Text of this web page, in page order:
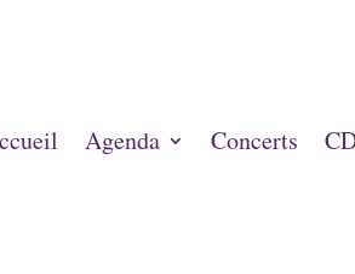
Agenda Concerts